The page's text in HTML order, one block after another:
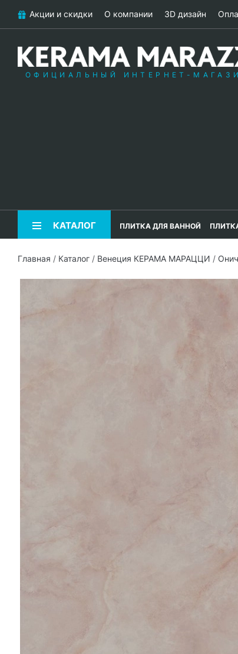
Акции и скидки О компании 3D дизайн
ОФИЦИАЛЬНЫЙ ИНТЕРНЕТ-
КАТАЛОГ ПЛИТКА ДЛЯ ВАННОЙ
Главная / Каталог / Венеция КЕРАМА МАРАЦЦИ /